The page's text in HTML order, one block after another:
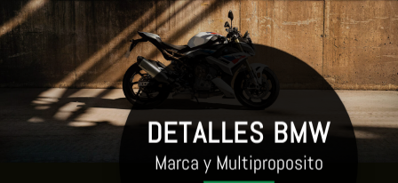
DETALLES BMW
Marca y Multiproposito